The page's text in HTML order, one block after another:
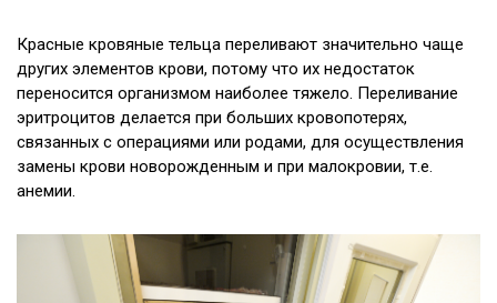
Красные кровяные тельца переливают значительно чаще
других элементов крови, потому что их недостаток
переносится организмом наиболее тяжело. Переливание
эритроцитов делается при больших кровопотерях,
связанных с операциями или родами, для осуществления
замены крови новорожденным и при малокровии, т.е.
анемии.